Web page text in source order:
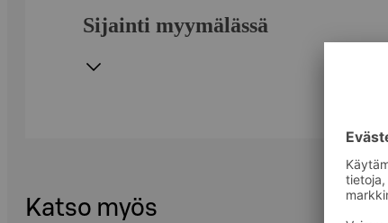
Sijainti myymälässä
Katso myös